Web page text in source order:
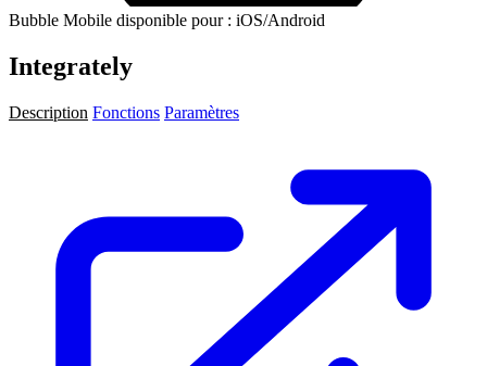
Bubble Mobile disponible pour : iOS/Android
Integrately
Description Fonctions Paramètres